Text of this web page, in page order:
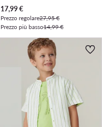
Prezzo attuale
17,99€
Prezzo regolare27,95 €
Prezzo più basso14,99 €